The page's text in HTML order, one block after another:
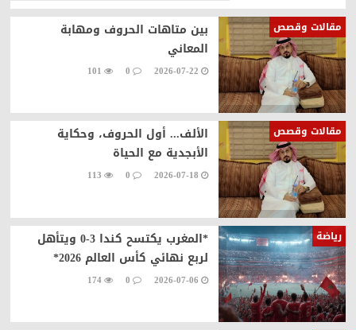
مقالات وقصص
بين متاهات الحروف ومهابة
المعاني
2026-07-22
0
101
مقالات وقصص
الألف... أول الحروف، وحكاية
الأبجدية مع الحياة
2026-07-18
0
113
رياضة
*المغرب يكتسح كندا 3-0 ويتأهل
لربع نهائي كأس العالم 2026*
2026-07-06
0
174